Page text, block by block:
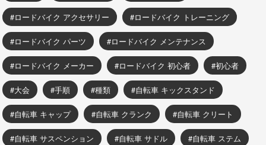
ロードバイク アクセサリー ロードバイク トレーニング
ロードバイク パーツ ロードバイク メンテナンス
ロードバイク メーカー ロードバイク 初心者 初心者
大会 手順 種類 自転車 キックスタンド
自転車 キャップ 自転車 クランク 自転車 クリート
自転車 サスペンション 自転車 サドル 自転車 ステム